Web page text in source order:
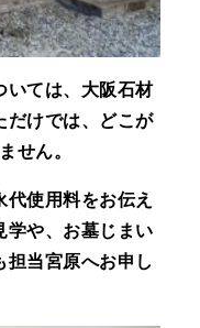
いては、大阪石材
だけでは、どこが
せん。
代使用料をお伝え
学や、お墓じまい
担当宮原へお申し